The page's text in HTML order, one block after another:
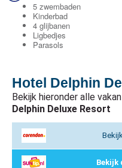
5 zwembaden
Kinderbad
4 glijbanen
Ligbedjes
Parasols
Hotel Delphin
Bekijk hieronder alle
Delphin Deluxe Resort
Bekijk